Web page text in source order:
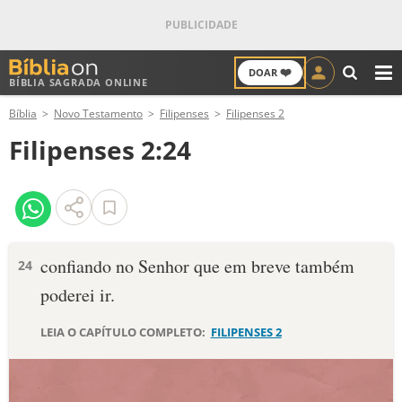
BÍBLIA SAGRADA ONLINE
DOAR ❤️
ANTIGO TESTAMENTO
NOVO TESTAMENTO
VERSÍCULOS
PALAVRA DO DIA
Bíblia Novo Testamento Filipenses Filipenses 2
Filipenses 2:24
24 confiando no Senhor que em breve também
poderei ir.
LEIA O CAPÍTULO COMPLETO: FILIPENSES 2